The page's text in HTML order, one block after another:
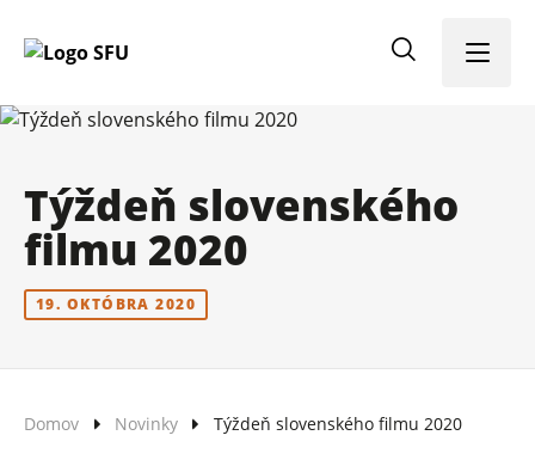
Menu
Týždeň slovenského
filmu 2020
19. OKTÓBRA 2020
Domov Novinky Týždeň slovenského filmu 2020